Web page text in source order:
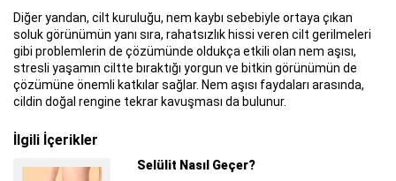
Diğer yandan, cilt kuruluğu, nem kaybı sebebiyle ortaya çıkan
soluk görünümün yanı sıra, rahatsızlık hissi veren cilt gerilmeleri
gibi problemlerin de çözümünde oldukça etkili olan nem aşısı,
stresli yaşamın ciltte bıraktığı yorgun ve bitkin görünümün de
çözümüne önemli katkılar sağlar. Nem aşısı faydaları arasında,
cildin doğal rengine tekrar kavuşması da bulunur.
İlgili İçerikler
Selülit Nasıl Geçer?